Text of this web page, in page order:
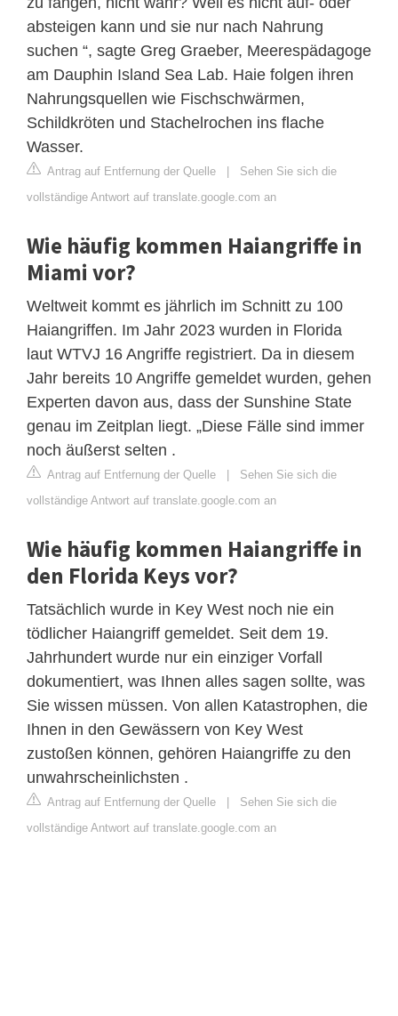
absteigen kann und sie nur nach Nahrung
suchen “, sagte Greg Graeber, Meerespädagoge
am Dauphin Island Sea Lab. Haie folgen ihren
Nahrungsquellen wie Fischschwärmen,
Schildkröten und Stachelrochen ins flache
Wasser.
Antrag auf Entfernung der Quelle | Sehen Sie sich die
vollständige Antwort auf translate.google.com an
Wie häufig kommen Haiangriffe in
Miami vor?
Weltweit kommt es jährlich im Schnitt zu 100
Haiangriffen. Im Jahr 2023 wurden in Florida
laut WTVJ 16 Angriffe registriert. Da in diesem
Jahr bereits 10 Angriffe gemeldet wurden, gehen
Experten davon aus, dass der Sunshine State
genau im Zeitplan liegt. „Diese Fälle sind immer
noch äußerst selten .
Antrag auf Entfernung der Quelle | Sehen Sie sich die
vollständige Antwort auf translate.google.com an
Wie häufig kommen Haiangriffe in
den Florida Keys vor?
Tatsächlich wurde in Key West noch nie ein
tödlicher Haiangriff gemeldet. Seit dem 19.
Jahrhundert wurde nur ein einziger Vorfall
dokumentiert, was Ihnen alles sagen sollte, was
Sie wissen müssen. Von allen Katastrophen, die
Ihnen in den Gewässern von Key West
zustoßen können, gehören Haiangriffe zu den
unwahrscheinlichsten .
Antrag auf Entfernung der Quelle | Sehen Sie sich die
vollständige Antwort auf translate.google.com an